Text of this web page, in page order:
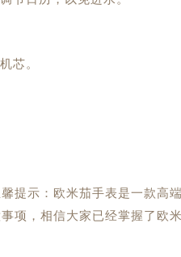
芯。
提示：欧米茄手表是一款高
项，相信大家已经掌握了欧